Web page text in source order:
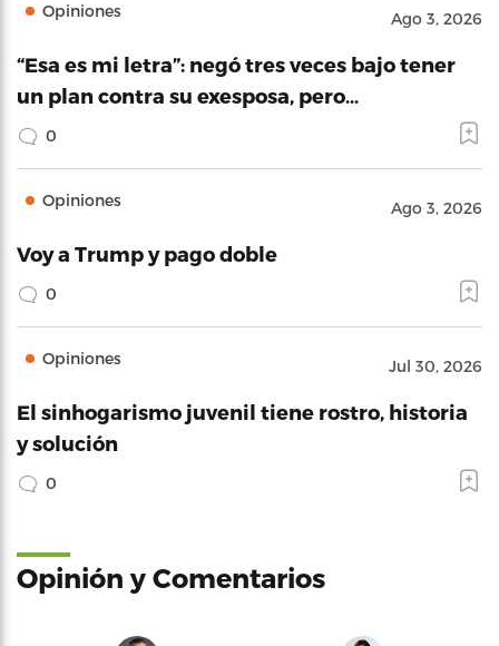
Opiniones Ago 3, 2026
“Esa es mi letra”: negó tres veces bajo tener
un plan contra su exesposa, pero…
0
Opiniones Ago 3, 2026
Voy a Trump y pago doble
0
Opiniones Jul 30, 2026
El sinhogarismo juvenil tiene rostro, historia
y solución
0
Opinión y Comentarios